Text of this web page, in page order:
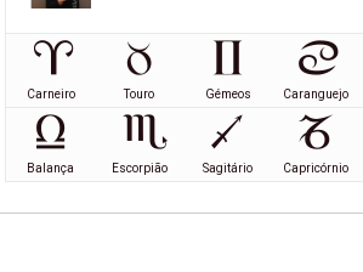
Carneiro Touro Gémeos Caranguejo
Balança Escorpião Sagitário Capricórnio